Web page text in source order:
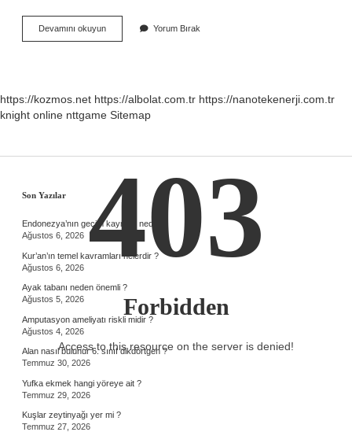
Devamını okuyunÇaykur
Israilin
Yorum Bırak
https://kozmos.net https://albolat.com.tr https://nanotekenerji.com.tr
knight online nttgame Sitemap
Sidebar
Son Yazılar
Endonezya’nın geçim kaynağı nedir ?
Ağustos 6, 2026
Kur’an’ın temel kavramları nelerdir ?
Ağustos 6, 2026
Ayak tabanı neden önemli ?
Ağustos 5, 2026
Amputasyon ameliyatı riskli midir ?
Ağustos 4, 2026
Alan nasıl bulunur 6. sınıf dikdörtgen ?
Temmuz 30, 2026
Yufka ekmek hangi yöreye ait ?
Temmuz 29, 2026
Kuşlar zeytinyağı yer mi ?
Temmuz 27, 2026
403
Forbidden
Access to this resource on the server is denied!